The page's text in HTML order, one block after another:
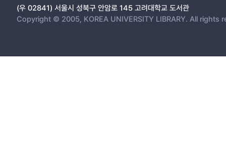
(우 02841) 서울시 성북구 안암로 145 고려대학교 도서관
Copyright © 2005, KOREA UNIVERSITY LIBRARY. All rights